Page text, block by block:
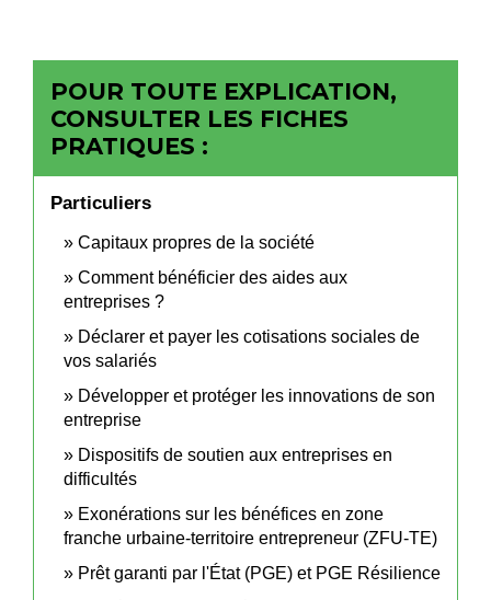
POUR TOUTE EXPLICATION,
CONSULTER LES FICHES
PRATIQUES :
Particuliers
Capitaux propres de la société
Comment bénéficier des aides aux
entreprises ?
Déclarer et payer les cotisations sociales de
vos salariés
Développer et protéger les innovations de son
entreprise
Dispositifs de soutien aux entreprises en
difficultés
Exonérations sur les bénéfices en zone
franche urbaine-territoire entrepreneur (ZFU-TE)
Prêt garanti par l'État (PGE) et PGE Résilience